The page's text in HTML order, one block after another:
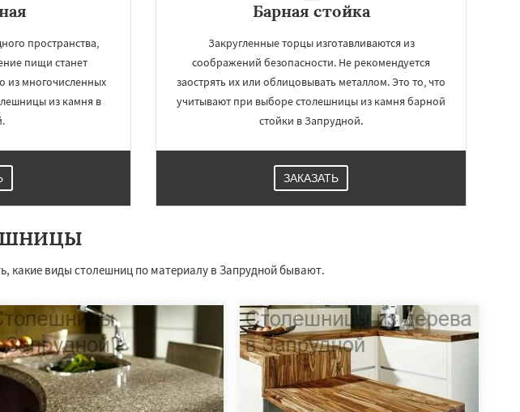
пространства,
пищи станет
из многочисленных
из камня в
Барная стойка
Закругленные торцы изготавливаются из
соображений безопасности. Не рекомендуется
заострять их или облицовывать металлом. Это то, что
учитывают при выборе столешницы из камня барной
стойки в Запрудной.
ЗАКАЗАТЬ
какие виды столешниц по материалу в Запрудной бывают.